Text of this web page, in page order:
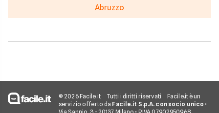
Abruzzo
© 2026 Facile.it Tutti i diritti riservati
Facile.it è un
servizio offerto da Facile.it S.p.A. con socio unico •